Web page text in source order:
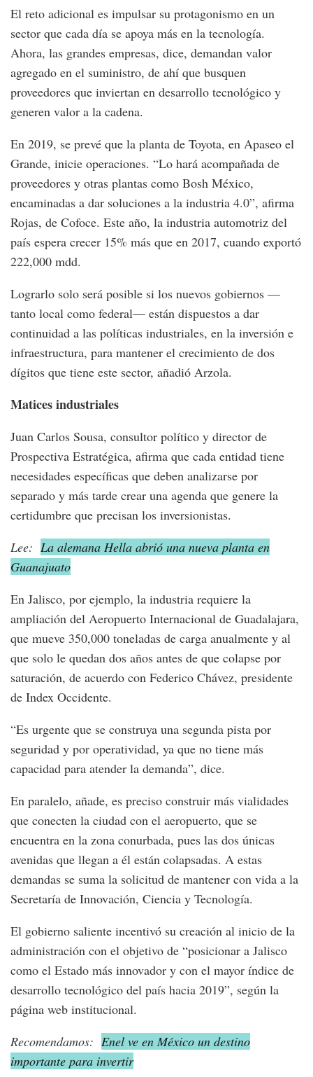
El reto adicional es impulsar su protagonismo en un
sector que cada día se apoya más en la tecnología.
Ahora, las grandes empresas, dice, demandan valor
agregado en el suministro, de ahí que busquen
proveedores que inviertan en desarrollo tecnológico y
generen valor a la cadena.
En 2019, se prevé que la planta de Toyota, en Apaseo el
Grande, inicie operaciones. “Lo hará acompañada de
proveedores y otras plantas como Bosh México,
encaminadas a dar soluciones a la industria 4.0”, afirma
Rojas, de Cofoce. Este año, la industria automotriz del
país espera crecer 15% más que en 2017, cuando exportó
222,000 mdd.
Lograrlo solo será posible si los nuevos gobiernos —
tanto local como federal— están dispuestos a dar
continuidad a las políticas industriales, en la inversión e
infraestructura, para mantener el crecimiento de dos
dígitos que tiene este sector, añadió Arzola.
Matices industriales
Juan Carlos Sousa, consultor político y director de
Prospectiva Estratégica, afirma que cada entidad tiene
necesidades específicas que deben analizarse por
separado y más tarde crear una agenda que genere la
certidumbre que precisan los inversionistas.
Lee: La alemana Hella abrió una nueva planta en
Guanajuato
En Jalisco, por ejemplo, la industria requiere la
ampliación del Aeropuerto Internacional de Guadalajara,
que mueve 350,000 toneladas de carga anualmente y al
que solo le quedan dos años antes de que colapse por
saturación, de acuerdo con Federico Chávez, presidente
de Index Occidente.
“Es urgente que se construya una segunda pista por
seguridad y por operatividad, ya que no tiene más
capacidad para atender la demanda”, dice.
En paralelo, añade, es preciso construir más vialidades
que conecten la ciudad con el aeropuerto, que se
encuentra en la zona conurbada, pues las dos únicas
avenidas que llegan a él están colapsadas. A estas
demandas se suma la solicitud de mantener con vida a la
Secretaría de Innovación, Ciencia y Tecnología.
El gobierno saliente incentivó su creación al inicio de la
administración con el objetivo de “posicionar a Jalisco
como el Estado más innovador y con el mayor índice de
desarrollo tecnológico del país hacia 2019”, según la
página web institucional.
Recomendamos: Enel ve en México un destino
importante para invertir